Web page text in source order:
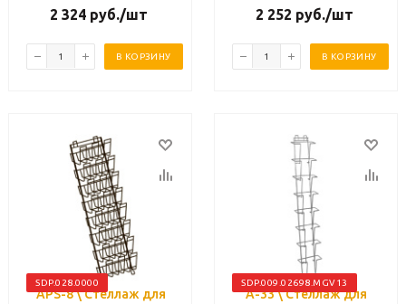
2 324 руб./шт
В КОРЗИНУ
2 252 руб./шт
В КОРЗИНУ
SDP.028.0000
APS-8 \ Стеллаж для
SDP.009.02698.MGV13
А-33 \ Стеллаж для